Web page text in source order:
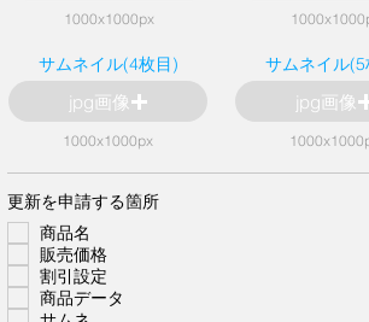
1000x1000px
サムネイル(4枚目)
jpg画像
1000x1000px
サムネイル
jpg画像
更新を申請する箇所必
商品名
販売価格
割引設定
商品データ